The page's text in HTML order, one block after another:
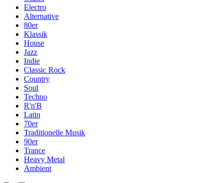
Electro
Alternative
80er
Klassik
House
Jazz
Indie
Classic Rock
Country
Soul
Techno
R'n'B
Latin
70er
Traditionelle Musik
90er
Trance
Heavy Metal
Ambient